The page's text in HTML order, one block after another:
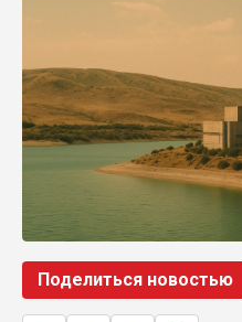
Поделиться новостью